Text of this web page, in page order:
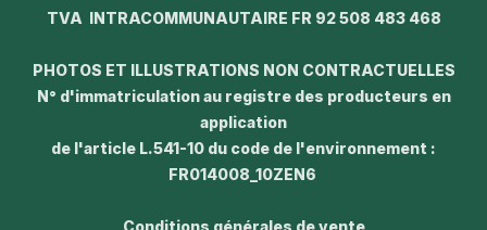
TVA INTRACOMMUNAUTAIRE FR 92 508 483 468
PHOTOS ET ILLUSTRATIONS NON CONTRACTUELLES
N° d'immatriculation au registre des producteurs en
application
de l'article L.541-10 du code de l'environnement :
FR014008_10ZEN6
Conditions générales de vente